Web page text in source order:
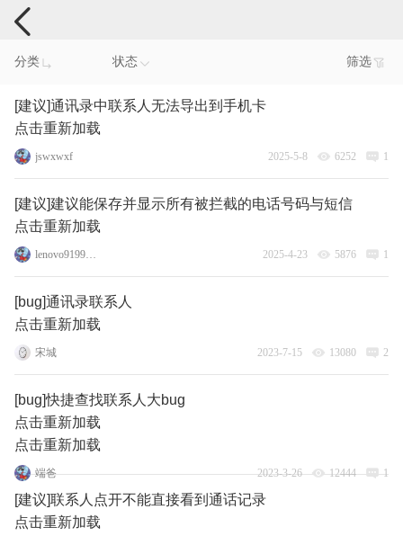
手机反馈
分类 状态 筛选
[建议]通讯录中联系人无法导出到手机卡
点击重新加载
jswxwxf 2025-5-8 6252 1
[建议]建议能保存并显示所有被拦截的电话号码与短信
点击重新加载
lenovo91993839 2025-4-23 5876 1
[bug]通讯录联系人
点击重新加载
宋城 2023-7-15 13080 2
[bug]快捷查找联系人大bug
点击重新加载
点击重新加载
端爸 2023-3-26 12444 1
[建议]联系人点开不能直接看到通话记录
点击重新加载